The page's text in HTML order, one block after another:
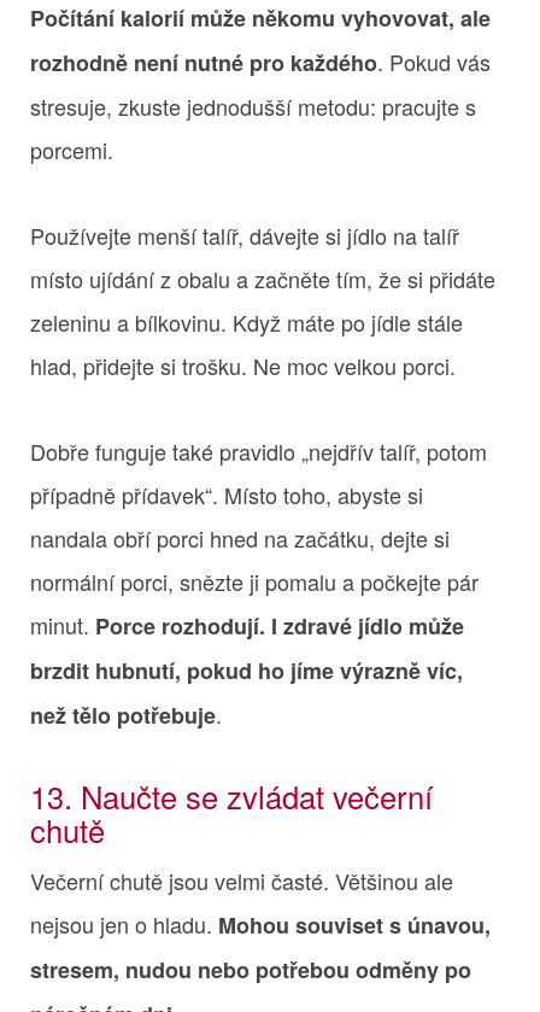
Počítání kalorií může někomu vyhovovat, ale
rozhodně není nutné pro každého. Pokud vás
stresuje, zkuste jednodušší metodu: pracujte s
porcemi.
Používejte menší talíř, dávejte si jídlo na talíř
místo ujídání z obalu a začněte tím, že si přidáte
zeleninu a bílkovinu. Když máte po jídle stále
hlad, přidejte si trošku. Ne moc velkou porci.
Dobře funguje také pravidlo „nejdřív talíř, potom
případně přídavek“. Místo toho, abyste si
nandala obří porci hned na začátku, dejte si
normální porci, snězte ji pomalu a počkejte pár
minut. Porce rozhodují. I zdravé jídlo může
brzdit hubnutí, pokud ho jíme výrazně víc,
než tělo potřebuje.
13. Naučte se zvládat večerní
chutě
Večerní chutě jsou velmi časté. Většinou ale
nejsou jen o hladu. Mohou souviset s únavou,
stresem, nudou nebo potřebou odměny po